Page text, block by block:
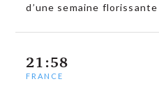
d’une semaine florissante
21:58
FRANCE